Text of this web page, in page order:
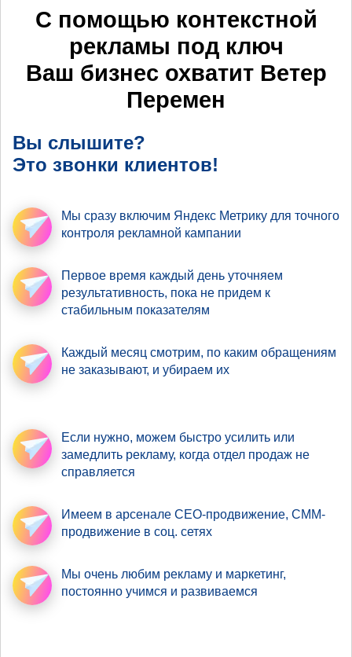
С помощью контекстной
рекламы под ключ
Ваш бизнес охватит Ветер
Перемен
Вы слышите?
Это звонки клиентов!
Мы сразу включим Яндекс Метрику для точного
контроля рекламной кампании
Первое время каждый день уточняем
результативность, пока не придем к
стабильным показателям
Каждый месяц смотрим, по каким обращениям
не заказывают, и убираем их
Если нужно, можем быстро усилить или
замедлить рекламу, когда отдел продаж не
справляется
Имеем в арсенале СЕО-продвижение, СММ-
продвижение в соц. сетях
Мы очень любим рекламу и маркетинг,
постоянно учимся и развиваемся